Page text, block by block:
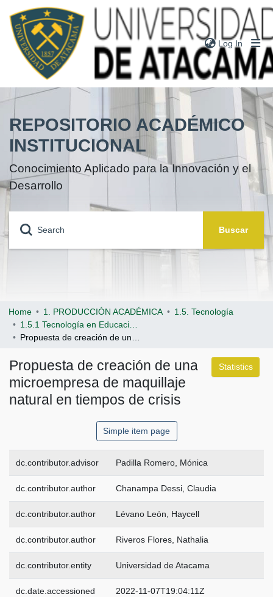
Log In
Communities
Research
Outputs
Books
Statistics
REPOSITORIO ACADÉMICO
INSTITUCIONAL
Conocimiento Aplicado para la Innovación y el
Desarrollo
Buscar
Home 1. PRODUCCIÓN ACADÉMICA
1.5. Tecnología
Propuesta de creación de una
microempresa de maquillaje
natural en tiempos de crisis
Statistics
Simple item page
dc.contributor.advisor Padilla Romero, Mónica
dc.contributor.author Chanampa Dessi, Claudia
dc.contributor.author Lévano León, Haycell
dc.contributor.author Riveros Flores, Nathalia
dc.contributor.entity Universidad de Atacama
dc.date.accessioned 2022-11-07T19:04:11Z